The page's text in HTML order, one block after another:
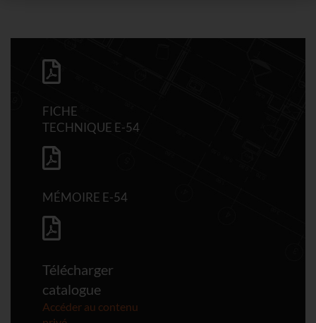
FICHE
TECHNIQUE E-54
MÉMOIRE E-54
Télécharger
catalogue
Accéder au contenu